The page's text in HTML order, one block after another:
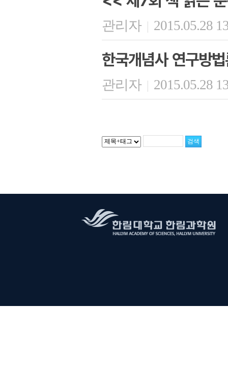
관리자 | 2015.05.28
한국개념사 연구방
관리자 | 2015.05.28